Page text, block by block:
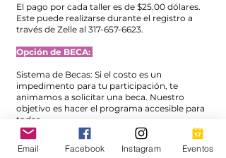
El pago por cada taller es de $25.00 dólares.
Este puede realizarse durante el registro a
través de Zelle al 317-657-6623.
Opción de BECA:
Sistema de Becas: Si el costo es un
impedimento para tu participación, te
animamos a solicitar una beca. Nuestro
objetivo es hacer el programa accesible para
todas.
Aplica
Email Facebook Instagram Eventos